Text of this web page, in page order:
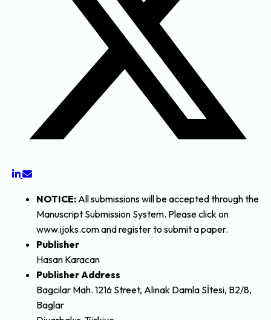
NOTICE : All submissions will be accepted through the
Manuscript Submission System. Please click on
www.ijoks.com and register to submit a paper.
Publisher
Hasan Karacan
Publisher Address
Bagcilar Mah. 1216 Street, Alinak Damla Sİtesi, B2/8,
Baglar